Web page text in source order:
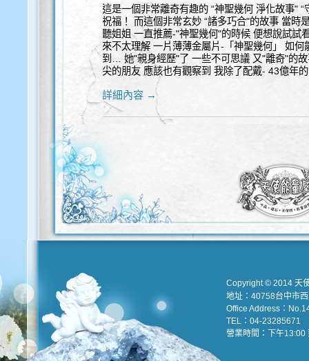
這是一個非常離奇有趣的 “神聖幾何 淨化故事"
祝福！ 而這個非常玄妙 “諸多巧合"的故事 當時
聽姐姐 一直推薦-"神聖幾何"的時候 便想說試試
來不太理解 一片薄薄金屬片-「神聖幾何」 如
到… 她"親身經歷"了 一些不可思議 又"離奇"的
尖的朋友 應該也有觀察到 我除了配戴- 43億年
詳細內容 →
Copyright © 2014 天
地址：40758台中市
Office Address：
TEL：04-23285671
營業時間：下午13:00